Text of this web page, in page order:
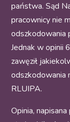
państwa. Sąd
pracownicy nie
odszkodowania
Jednak w opinii
zawęził
odszkodowania
RLUIPA.
Opinia,